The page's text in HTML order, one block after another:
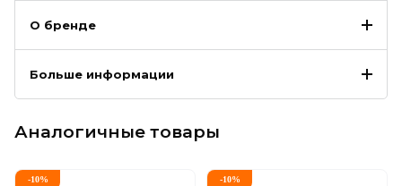
О бренде
Больше информации
Аналогичные товары
-10% -10%